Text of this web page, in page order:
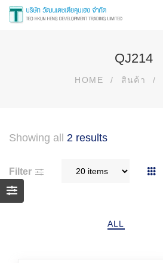
QJ214
HOME / สินค้า /
Showing all 2 results
Filter
ALL